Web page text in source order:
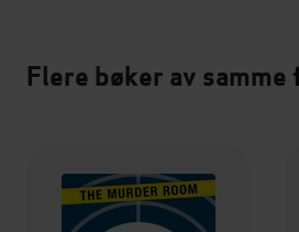
Flere bøker av